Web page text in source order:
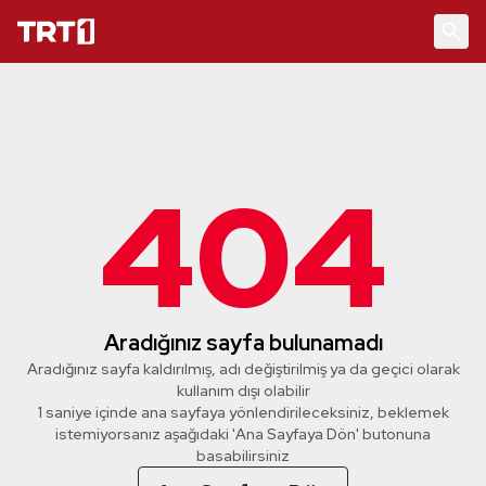
404
Aradığınız sayfa bulunamadı
Aradığınız sayfa kaldırılmış, adı değiştirilmiş ya da geçici olarak
kullanım dışı olabilir
1 saniye içinde ana sayfaya yönlendirileceksiniz, beklemek
istemiyorsanız aşağıdaki 'Ana Sayfaya Dön' butonuna
basabilirsiniz